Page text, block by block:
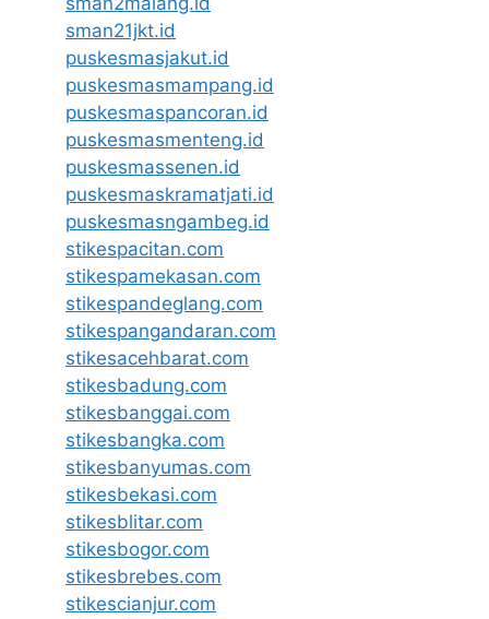
sman21jkt.id
puskesmasjakut.id
puskesmasmampang.id
puskesmaspancoran.id
puskesmasmenteng.id
puskesmassenen.id
puskesmaskramatjati.id
puskesmasngambeg.id
stikespacitan.com
stikespamekasan.com
stikespandeglang.com
stikespangandaran.com
stikesacehbarat.com
stikesbadung.com
stikesbanggai.com
stikesbangka.com
stikesbanyumas.com
stikesbekasi.com
stikesblitar.com
stikesbogor.com
stikesbrebes.com
stikescianjur.com